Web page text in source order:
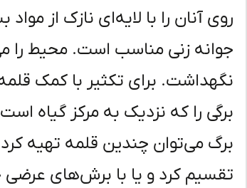
جوانه زنی مناسب است. محیط را
نگهداشت. برای تکثیر با کمک
برگ می‌توان چندین قلمه تهیه
تقسیم کرد و یا با برش‌های